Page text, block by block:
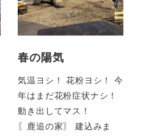
春の陽気
気温ヨシ！ 花粉ヨシ！ 今
年はまだ花粉症状ナシ！
動き出してマス！
〖鹿追の家〗 建込みま